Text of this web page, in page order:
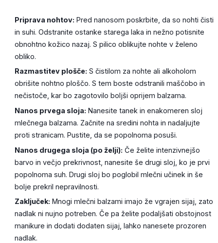
Priprava nohtov: Pred nanosom poskrbite, da so nohti čisti
in suhi. Odstranite ostanke starega laka in nežno potisnite
obnohtno kožico nazaj. S pilico oblikujte nohte v želeno
obliko.
Razmastitev plošče: S čistilom za nohte ali alkoholom
obrišite nohtno ploščo. S tem boste odstranili maščobo in
nečistoče, kar bo zagotovilo boljši oprijem balzama.
Nanos prvega sloja: Nanesite tanek in enakomeren sloj
mlečnega balzama. Začnite na sredini nohta in nadaljujte
proti stranicam. Pustite, da se popolnoma posuši.
Nanos drugega sloja (po želji): Če želite intenzivnejšo
barvo in večjo prekrivnost, nanesite še drugi sloj, ko je prvi
popolnoma suh. Drugi sloj bo poglobil mlečni učinek in še
bolje prekril nepravilnosti.
Zaključek: Mnogi mlečni balzami imajo že vgrajen sijaj, zato
nadlak ni nujno potreben. Če pa želite podaljšati obstojnost
manikure in dodati dodaten sijaj, lahko nanesete prozoren
nadlak.